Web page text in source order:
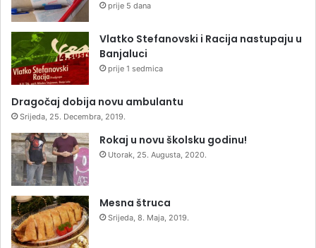
prije 5 dana
Vlatko Stefanovski i Racija nastupaju u
Banjaluci
prije 1 sedmica
Dragočaj dobija novu ambulantu
Srijeda, 25. Decembra, 2019.
Rokaj u novu školsku godinu!
Utorak, 25. Augusta, 2020.
Mesna štruca
Srijeda, 8. Maja, 2019.